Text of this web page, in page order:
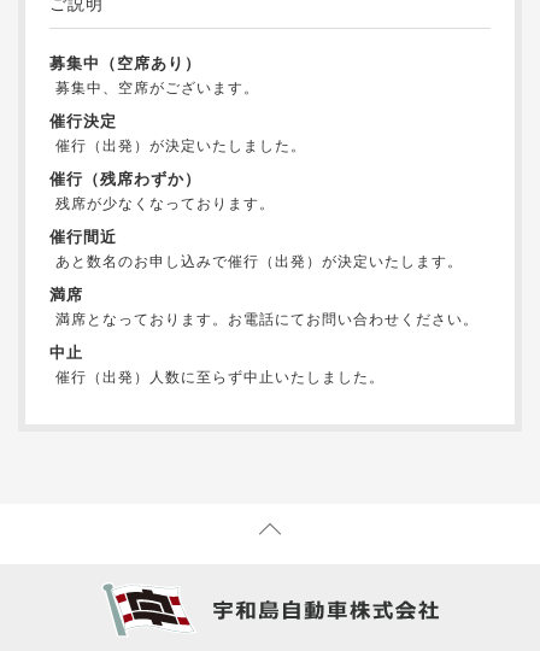
募集中（空席あり）
募集中、空席がございます。
催行決定
催行（出発）が決定いたしました。
催行（残席わずか）
残席が少なくなっております。
催行間近
あと数名のお申し込みで催行（出発）が決定いたします。
満席
満席となっております。お電話にてお問い合わせください。
中止
催行（出発）人数に至らず中止いたしました。